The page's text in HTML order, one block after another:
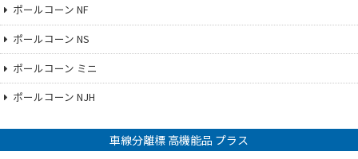
ポールコーン NF
ポールコーン NS
ポールコーン ミニ
ポールコーン NJH
車線分離標 高機能品 プラス